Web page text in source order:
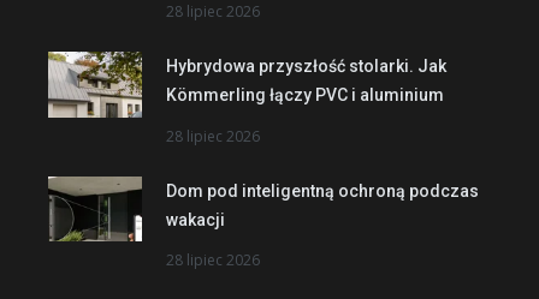
28 lipiec 2026
Hybrydowa przyszłość stolarki. Jak
Kömmerling łączy PVC i aluminium
28 lipiec 2026
Dom pod inteligentną ochroną podczas
wakacji
28 lipiec 2026